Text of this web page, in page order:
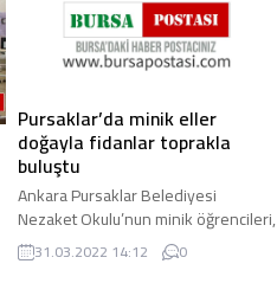
Pursaklar’da minik eller
doğayla fidanlar toprakla
buluştu
Ankara Pursaklar Belediyesi
Nezaket Okulu’nun minik öğrencileri,
Karabağ Parkı ve okul bahçelerinde
gerçekleştirilen ağaç dikme etkinliği
31.03.2022 14:12 0